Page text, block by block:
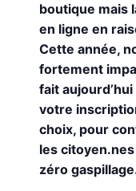
boutique mais
en ligne en
Cette année,
fortement
fait
votre
choix, pour
les
zéro